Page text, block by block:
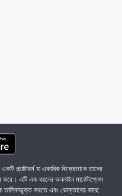
প্ল্যাটফর্ম যা একাধিক বিক্রেতাকে তাদের
করে। এটি এক ধরনের অনলাইন মার্কেটপ্লেস
তালিকাভুক্ত করতে এবং ভোক্তাদের কাছে